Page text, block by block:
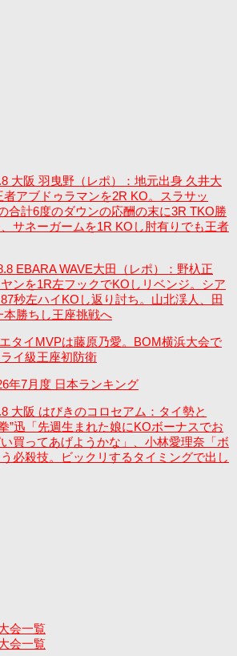
大阪 羽曳野（レポ）：地元出身 久井大
アブドゥラマンを2R KO。スラサッ
合計6度のダウンの応酬の末に3R TKO勝
サネーガームを1R KOし肘有りでも王者
EBARA WAVE大田（レポ）：野杁正
ンを1R左フックでKOしリベンジ。シア
秒左ハイKOし返り討ち。山北渓人、田
本勝ちし王座挑戦へ
タイMVPは藤原乃愛。BOM横浜大会で
イ級王座初防衛
年7月度 日本ランキング
大阪 はびきのコロセアム：タイ勢と
”迅「先週生まれた娘にKOボーナスでお
買ってあげようかな」、小林愛理奈「ボ
必殺技。ビックリするタイミングで出し
会一覧
会一覧